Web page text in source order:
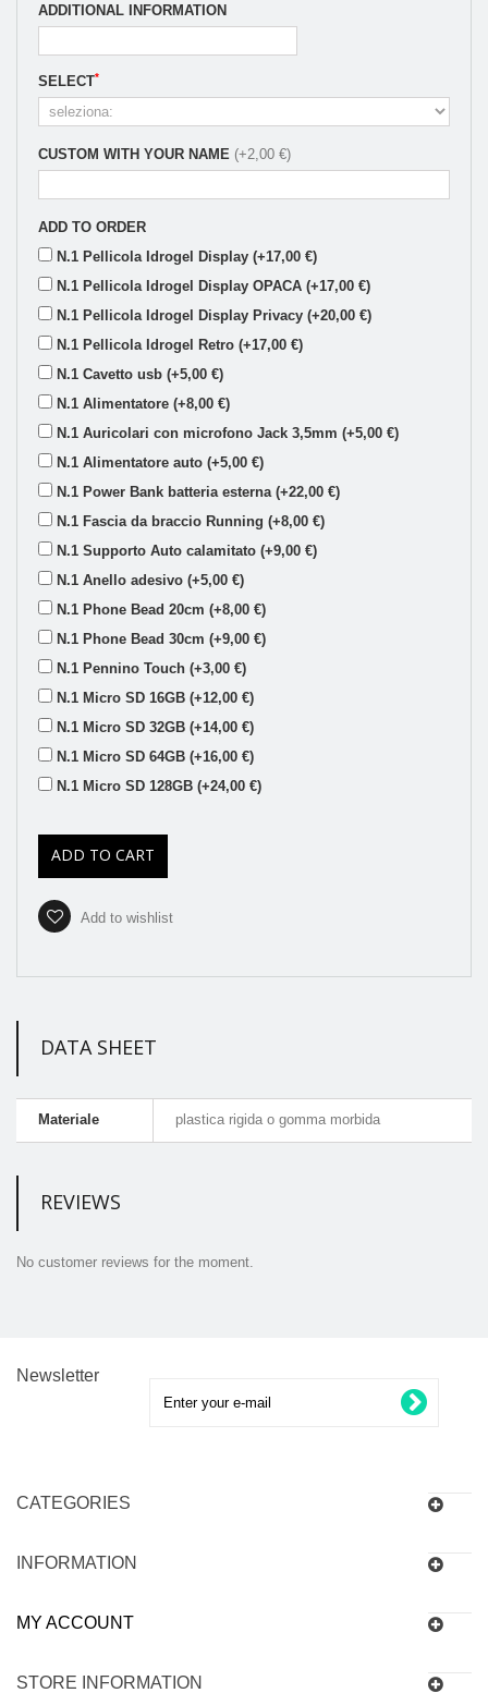
ADDITIONAL INFORMATION
SELECT*
CUSTOM WITH YOUR NAME (+2,00 €)
ADD TO ORDER
N.1 Pellicola Idrogel Display (+17,00 €)
N.1 Pellicola Idrogel Display OPACA (+17,00 €)
N.1 Pellicola Idrogel Display Privacy (+20,00 €)
N.1 Pellicola Idrogel Retro (+17,00 €)
N.1 Cavetto usb (+5,00 €)
N.1 Alimentatore (+8,00 €)
N.1 Auricolari con microfono Jack 3,5mm (+5,00 €)
N.1 Alimentatore auto (+5,00 €)
N.1 Power Bank batteria esterna (+22,00 €)
N.1 Fascia da braccio Running (+8,00 €)
N.1 Supporto Auto calamitato (+9,00 €)
N.1 Anello adesivo (+5,00 €)
N.1 Phone Bead 20cm (+8,00 €)
N.1 Phone Bead 30cm (+9,00 €)
N.1 Pennino Touch (+3,00 €)
N.1 Micro SD 16GB (+12,00 €)
N.1 Micro SD 32GB (+14,00 €)
N.1 Micro SD 64GB (+16,00 €)
N.1 Micro SD 128GB (+24,00 €)
ADD TO CART
Add to wishlist
DATA SHEET
Materiale plastica rigida o gomma morbida
REVIEWS
No customer reviews for the moment.
Newsletter
CATEGORIES
INFORMATION
MY ACCOUNT
STORE INFORMATION